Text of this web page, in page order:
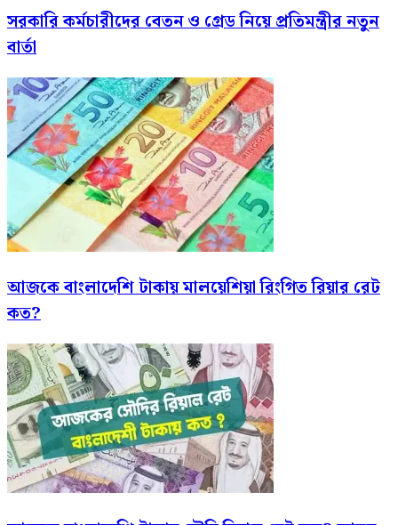
সরকারি কর্মচারীদের বেতন ও গ্রেড নিয়ে প্রতিমন্ত্রীর নতুন
বার্তা
আজকে বাংলাদেশি টাকায় মালয়েশিয়া রিংগিত রিয়ার রেট
কত?